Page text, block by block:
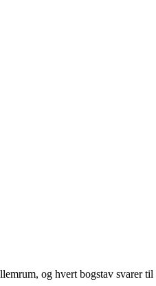
og hvert bogstav svarer